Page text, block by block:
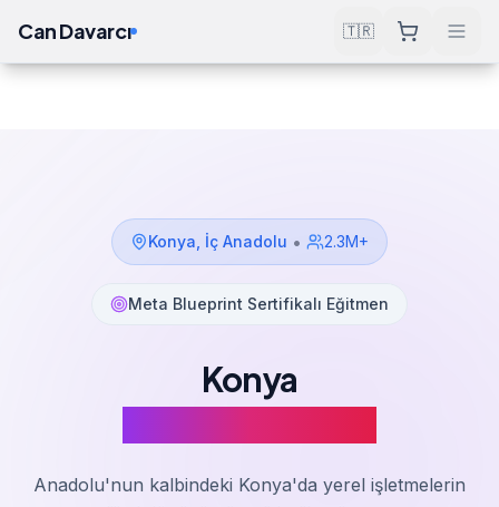
Can Davarcı 🇹🇷
Konya İç Anadolu • 2.3M+
Meta Blueprint Sertifikalı Eğitmen
Konya
Anadolu'nun kalbindeki Konya'da yerel işletmelerin